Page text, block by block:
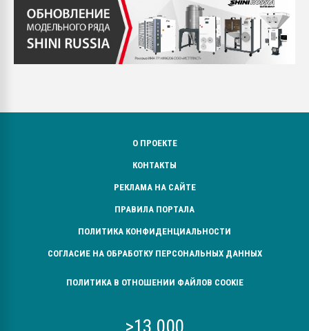
О ПРОЕКТЕ
КОНТАКТЫ
РЕКЛАМА НА САЙТЕ
ПРАВИЛА ПОРТАЛА
ПОЛИТИКА КОНФИДЕНЦИАЛЬНОСТИ
СОГЛАСИЕ НА ОБРАБОТКУ ПЕРСОНАЛЬНЫХ ДАННЫХ
ПОЛИТИКА В ОТНОШЕНИИ ФАЙЛОВ COOKIE
>13 000